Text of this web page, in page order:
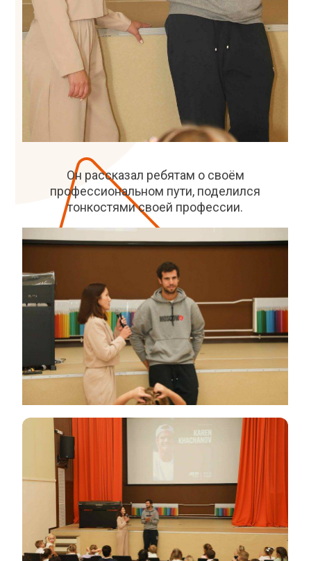
Он рассказал ребятам о своём
профессиональном пути, поделился
тонкостями своей профессии.